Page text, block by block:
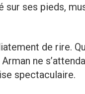
sur ses pieds,
de rire.
ne
spectaculaire.